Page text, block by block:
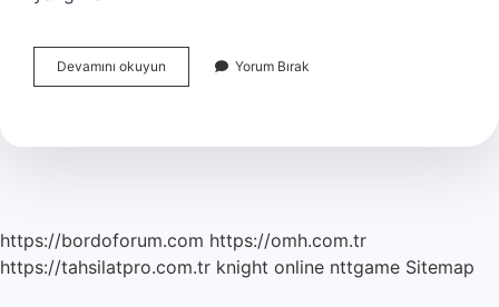
Devamını okuyun
Panosu
Yorum Bırak
https://bordoforum.com https://omh.com.tr
https://tahsilatpro.com.tr knight online nttgame Sitemap